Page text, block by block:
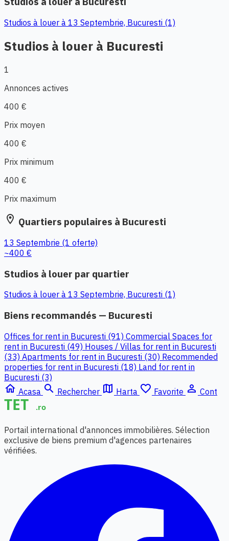
Studios à louer à 13 Septembrie, Bucuresti (1)
Studios à louer à Bucuresti
1
Annonces actives
400 €
Prix moyen
400 €
Prix minimum
400 €
Prix maximum
location_on Quartiers populaires à Bucuresti
13 Septembrie (1 oferte)
~400 €
Studios à louer par quartier
Studios à louer à 13 Septembrie, Bucuresti (1)
Biens recommandés — Bucuresti
Offices for rent in Bucuresti (91) Commercial Spaces for
rent in Bucuresti (49) Houses / Villas for rent in Bucuresti
(33) Apartments for rent in Bucuresti (30) Recommended
properties for rent in Bucuresti (18) Land for rent in
Bucuresti (3)
home Acasa search Rechercher map Harta favorite_border Favorite person_outline Cont
Portail international d'annonces immobilières. Sélection
exclusive de biens premium d'agences partenaires
vérifiées.